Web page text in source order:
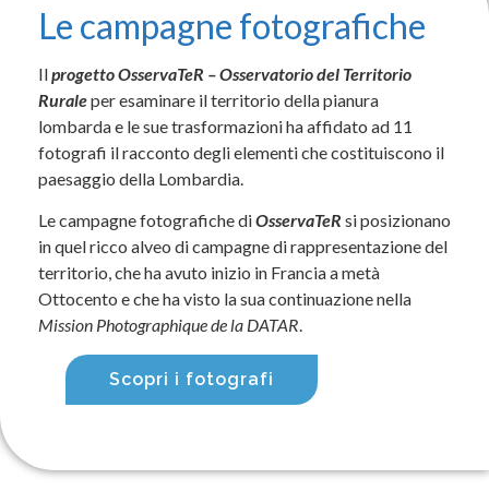
Le campagne fotografiche
Ilprogetto OsservaTeR – Osservatorio del Territorio
Ruraleper esaminare il territorio della pianura
lombarda e le sue trasformazioni ha affidato ad 11
fotografi il racconto degli elementi che costituiscono il
paesaggio della Lombardia.
Le campagne fotografiche diOsservaTeR si posizionano
in quel ricco alveo di campagne di rappresentazione del
territorio, che ha avuto inizio in Francia a metà
Ottocento e che ha visto la sua continuazione nella
Mission Photographique de la DATAR.
Scopri i fotografi